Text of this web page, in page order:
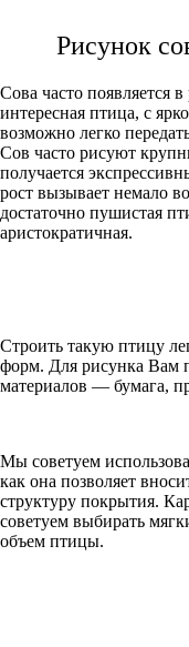
Рисунок
Сова часто появляется
интересная птица, с
возможно легко
Сов часто рисуют
получается
рост вызывает немало
достаточно пушистая
аристократичная.
Строить такую птицу
форм. Для рисунка Вам
материалов — бумага,
Мы советуем
как она позволяет
структуру покрытия.
советуем выбирать
объем птицы.